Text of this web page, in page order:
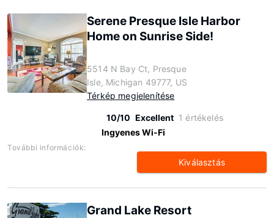
Serene Presque Isle Harbor
Home on Sunrise Side!
5514 N Bay Ct, Presque
Isle, Michigan 49777, US
Térkép megjelenítése
10/10 Excellent 1 értékelés
Ingyenes Wi-Fi
További információk:
Kiválasztás
Grand Lake Resort